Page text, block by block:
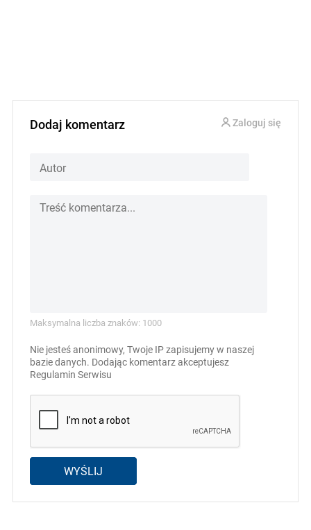
Dodaj komentarz Zaloguj się
Maksymalna liczba znaków: 1000
Nie jesteś anonimowy, Twoje IP zapisujemy w naszej
bazie danych. Dodając komentarz akceptujesz
Regulamin Serwisu
WYŚLIJ